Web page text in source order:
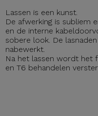
Lassen is een kunst.
De afwerking is subliem
en de interne
sobere look. De
nabewerkt.
Na het lassen wordt het
en T6 behandelen